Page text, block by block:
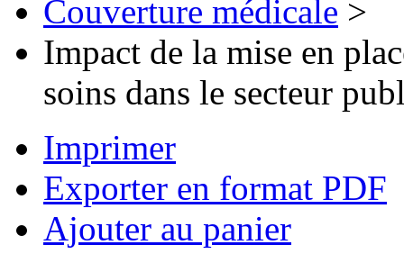
Couverture médicale >
Impact de la mise en
soins dans le secteur
Imprimer
Exporter en format PDF
Ajouter au panier